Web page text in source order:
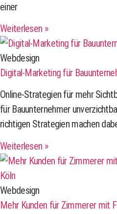
einer
Weiterlesen »
Webdesign
Digital-Marketing für
Online-Strategien für mehr
für Bauunternehmer
richtigen Strategien machen
Weiterlesen »
Webdesign
Mehr Kunden für Zimmerer mit